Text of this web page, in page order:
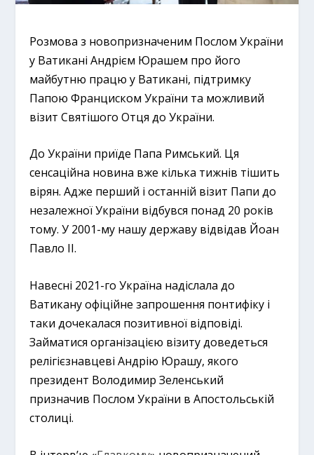
Розмова з новопризначеним Послом України
у Ватикані Андрієм Юрашем про його
майбутню працю у Ватикані, підтримку
Папою Франциском України та можливий
візит Святішого Отця до України.
До України приїде Папа Римський. Ця
сенсаційна новина вже кілька тижнів тішить
вірян. Адже перший і останній візит Папи до
незалежної України відбувся понад 20 років
тому. У 2001-му нашу державу відвідав Йоан
Павло II.
Навесні 2021-го Україна надіслала до
Ватикану офіційне запрошення понтифіку і
таки дочекалася позитивної відповіді.
Займатися організацією візиту доведеться
релігієзнавцеві Андрію Юрашу, якого
президент Володимир Зеленський
призначив Послом України в Апостольській
столиці.